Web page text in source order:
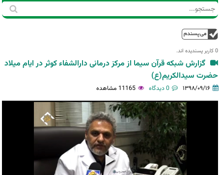
فرم
جستجو
جستجو
0 کاربر پسندیده اند.‎
گزارش شبکه قرآن سیما از مرکز درمانی دارالشفاء کوثر در ایام میلاد
حضرت سیدالکریم(ع)
۱۳۹۸/۰۹/۱۶ 0 دیدگاه 11165 مشاهده